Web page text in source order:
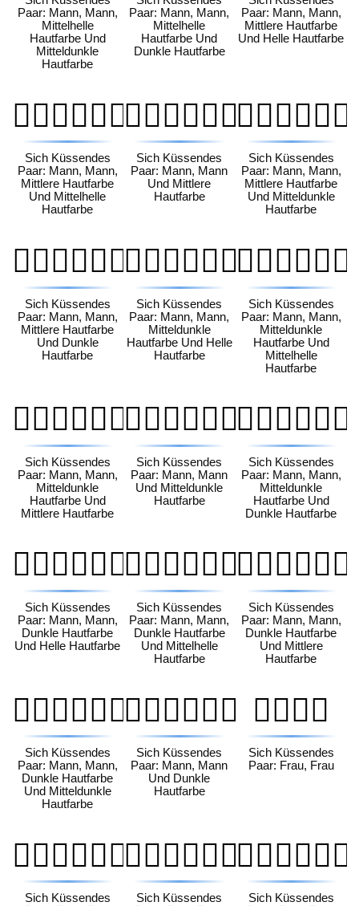
Paar: Mann, Mann,
Mittelhelle
Hautfarbe Und
Mitteldunkle
Hautfarbe
Paar: Mann, Mann,
Mittelhelle
Hautfarbe Und
Dunkle Hautfarbe
Paar: Mann, Mann,
Mittlere Hautfarbe
Und Helle Hautfarbe
👨🏽‍❤️‍💋‍👨🏼
Sich Küssendes
Paar: Mann, Mann,
Mittlere Hautfarbe
Und Mittelhelle
Hautfarbe
👨🏽‍❤️‍💋‍👨🏽
Sich Küssendes
Paar: Mann, Mann
Und Mittlere
Hautfarbe
👨🏽‍❤️‍💋‍👨🏾
Sich Küssendes
Paar: Mann, Mann,
Mittlere Hautfarbe
Und Mitteldunkle
Hautfarbe
👨🏽‍❤️‍💋‍👨🏿
Sich Küssendes
Paar: Mann, Mann,
Mittlere Hautfarbe
Und Dunkle
Hautfarbe
👨🏾‍❤️‍💋‍👨🏻
Sich Küssendes
Paar: Mann, Mann,
Mitteldunkle
Hautfarbe Und Helle
Hautfarbe
👨🏾‍❤️‍💋‍👨🏼
Sich Küssendes
Paar: Mann, Mann,
Mitteldunkle
Hautfarbe Und
Mittelhelle
Hautfarbe
👨🏾‍❤️‍💋‍👨🏽
Sich Küssendes
Paar: Mann, Mann,
Mitteldunkle
Hautfarbe Und
Mittlere Hautfarbe
👨🏾‍❤️‍💋‍👨🏾
Sich Küssendes
Paar: Mann, Mann
Und Mitteldunkle
Hautfarbe
👨🏾‍❤️‍💋‍👨🏿
Sich Küssendes
Paar: Mann, Mann,
Mitteldunkle
Hautfarbe Und
Dunkle Hautfarbe
👨🏿‍❤️‍💋‍👨🏻
Sich Küssendes
Paar: Mann, Mann,
Dunkle Hautfarbe
Und Helle Hautfarbe
👨🏿‍❤️‍💋‍👨🏼
Sich Küssendes
Paar: Mann, Mann,
Dunkle Hautfarbe
Und Mittelhelle
Hautfarbe
👨🏿‍❤️‍💋‍👨🏽
Sich Küssendes
Paar: Mann, Mann,
Dunkle Hautfarbe
Und Mittlere
Hautfarbe
👨🏿‍❤️‍💋‍👨🏾
Sich Küssendes
Paar: Mann, Mann,
Dunkle Hautfarbe
Und Mitteldunkle
Hautfarbe
👨🏿‍❤️‍💋‍👨🏿
Sich Küssendes
Paar: Mann, Mann
Und Dunkle
Hautfarbe
👩‍❤️‍💋‍👩
Sich Küssendes
Paar: Frau, Frau
👩🏻‍❤️‍💋‍👩🏻
Sich Küssendes
👩🏻‍❤️‍💋‍👩🏼
Sich Küssendes
👩🏻‍❤️‍💋‍👩🏽
Sich Küssendes